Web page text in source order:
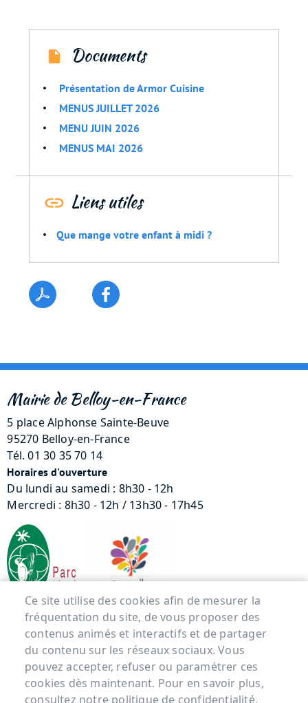
Documents
Présentation de Armor Cuisine
MENUS JUILLET 2026
MENU JUIN 2026
MENUS MAI 2026
Liens utiles
Que mange votre enfant à midi ?
Mairie de Belloy-en-France
5 place Alphonse Sainte-Beuve
95270 Belloy-en-France
Tél. 01 30 35 70 14
Horaires d'ouverture
Du lundi au samedi : 8h30 - 12h
Mercredi : 8h30 - 12h / 13h30 - 17h45
Menu Pied de page
ACCUEIL
MENTIONS LÉGALES
Ce site utilise des cookies afin de mesurer la
fréquentation du site, de vous proposer des
contenus animés et interactifs et de partager
du contenu sur les réseaux sociaux. Vous
pouvez accepter, refuser ou paramétrer ces
cookies dès maintenant. Pour en savoir plus,
consultez notre politique de confidentialité.